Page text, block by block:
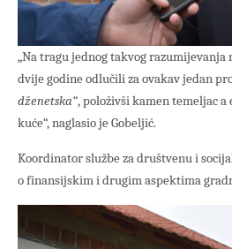
„Na tragu jednog takvog
dvije godine odlučili za ovakav jedan
dženetska“, položivši kamen temeljac a
kuće“, naglasio je Gobeljić.
Koordinator službe za društvenu i
o finansijskim i drugim aspektima